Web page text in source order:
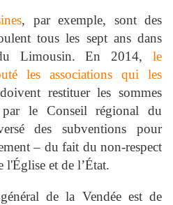
, par exemple, sont des
tous les sept ans dans
Limousin. En 2014, le
les associations qui les
restituer les sommes
par le Conseil régional du
des subventions pour
– du fait du non-respect
l'Église et de l’État.
de la Vendée est de